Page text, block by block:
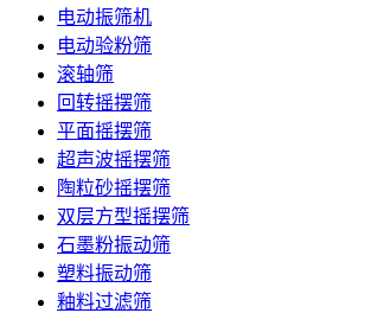
电动振筛机
电动验粉筛
滚轴筛
回转摇摆筛
平面摇摆筛
超声波摇摆筛
陶粒砂摇摆筛
双层方型摇摆筛
石墨粉振动筛
塑料振动筛
釉料过滤筛